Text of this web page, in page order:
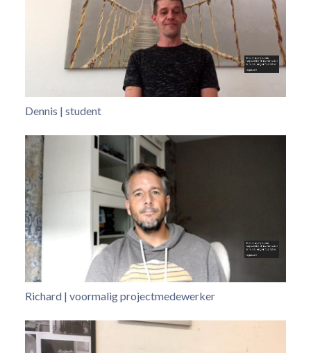
Dennis | student
Richard | voormalig projectmedewerker